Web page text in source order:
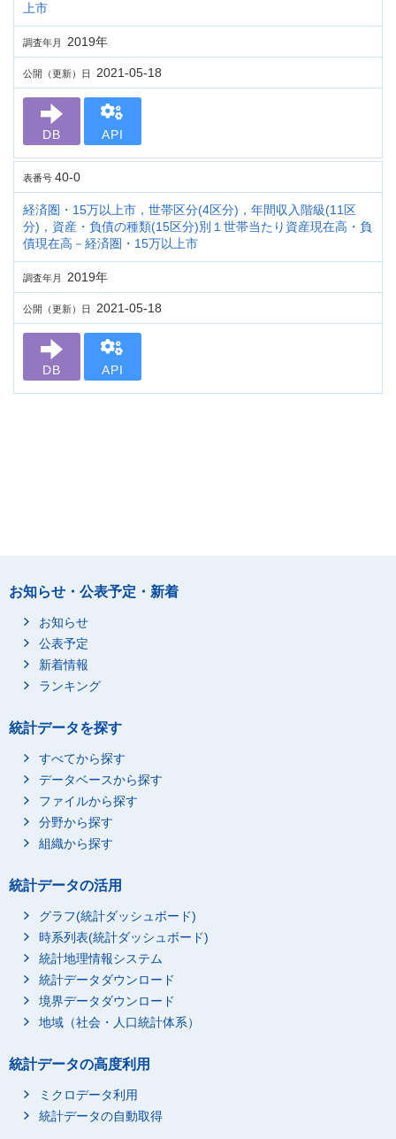
上市
調査年月 2019年
公開（更新）日 2021-05-18
DB API
表番号 40-0
経済圏・15万以上市，世帯区分(4区分)，年間収入階級(11区
分)，資産・負債の種類(15区分)別１世帯当たり資産現在高・負
債現在高－経済圏・15万以上市
調査年月 2019年
公開（更新）日 2021-05-18
DB API
お知らせ・公表予定・新着
お知らせ
公表予定
新着情報
ランキング
統計データを探す
すべてから探す
データベースから探す
ファイルから探す
分野から探す
組織から探す
統計データの活用
グラフ(統計ダッシュボード)
時系列表(統計ダッシュボード)
統計地理情報システム
統計データダウンロード
境界データダウンロード
地域（社会・人口統計体系）
統計データの高度利用
ミクロデータ利用
統計データの自動取得